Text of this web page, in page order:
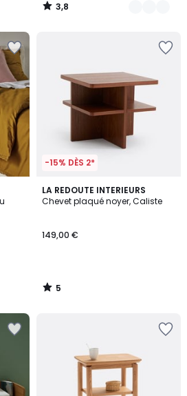
3,8
/
-15% DÈS 2*
LA REDOUTE INTERIEURS
Chevet plaqué noyer, Caliste
149,00 €
5
/
5
/